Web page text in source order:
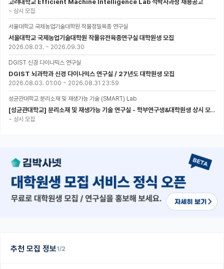
추천 모집 정보1/2
고려대학교 Efficient Machine Intelligence Lab 석박사과정 채용공고
~ 상시 모집
서울대학교 국제농업기술대학원 작물정밀육종 연구실
서울대학교 국제농업기술대학원 작물유전육종연구실 대학원생 모집
2026.08.03. ~ 2026.09.30
DGIST 신경 다이나믹스 연구실
DGIST 뇌과학과 신경 다이나믹스 연구실 / 27년도 대학원생 모집
2026.08.03. 01:00 ~ 2026.08.31 23:59
성균관대학교 분리소재 및 재생가능 기술 (SMART) Lab
[성균관대학교] 분리소재 및 재생가능 기술 연구실 - 학부연구생&대학원생 상시 모집 (미래에너지공학과)
~ 상시 모집